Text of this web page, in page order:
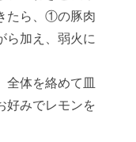
たら、①の豚肉
ら加え、弱火に
体を絡めて皿
好みでレモンを